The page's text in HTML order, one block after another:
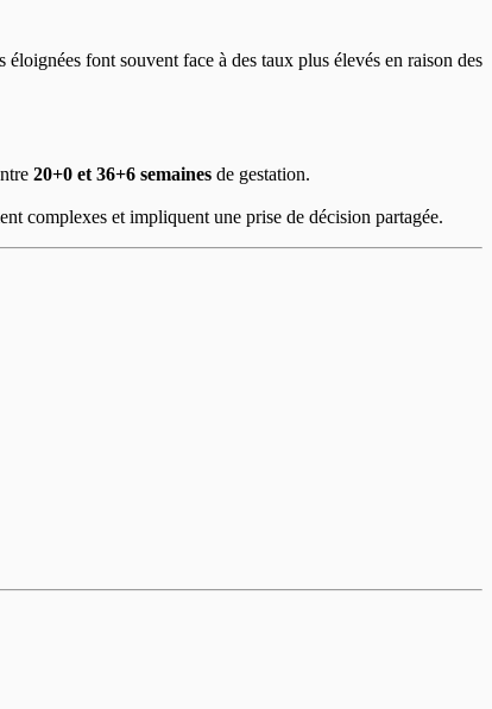
font souvent face à des taux plus élevés en raison des
20+0 et 36+6 semaines de gestation.
complexes et impliquent une prise de décision partagée.